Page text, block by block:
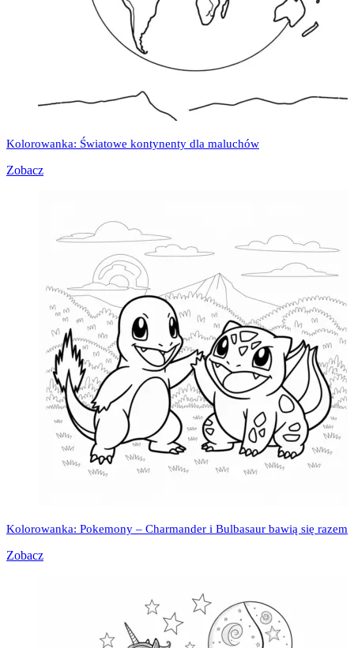
Kolorowanka: Światowe kontynenty dla maluchów
Zobacz
Kolorowanka: Pokemony – Charmander i Bulbasaur bawią się razem
Zobacz